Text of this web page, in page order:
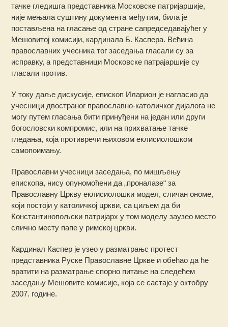
тачке гледишга представника Московске патријаршије,
није мењала суштину документа међутим, била је
постављена на гласање од стране сапредседавајућег у
Мешовитој комисији, кардинала Б. Каспера. Већина
православних учесника тог заседања гласали су за
исправку, а представници Московске патрајаршије су
гласали против.
У току даље дискусије, епископ Иларион је нагласио да
учесници двостраног православно-католичког дијалога не
могу путем гласања бити принуђени на један или други
богословски компромис, или на прихватање тачке
гледања, која противречи њиховом еклисиолошком
самопоимању.
Православни учесници заседања, по мишљењу
епископа, нису опуномоћени да „проналазе“ за
Православну Цркву еклисиолошки модел, сличан ономе,
који постоји у католичкој цркви, са циљем да би
Константинопољски патријарх у том моделу заузео место
слично месту папе у римској цркви.
Кардинал Каспер је узео у разматрањс протест
представника Руске Православне Цркве и обећао да ће
вратити на разматрање спорно питање на следећем
заседању Мешовите комисије, која се састаје у октобру
2007. године.